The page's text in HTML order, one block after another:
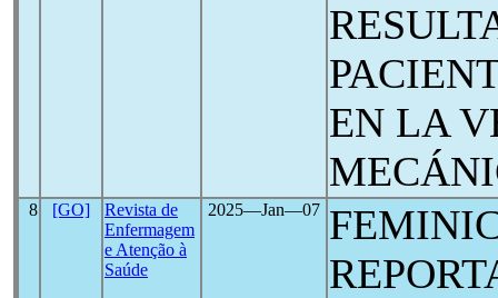
EN LA
8 [GO]
Revista de
Enfermagem
e Atenção à
Saúde
2025―Jan―07